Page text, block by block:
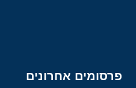
פרסומים אחרונים